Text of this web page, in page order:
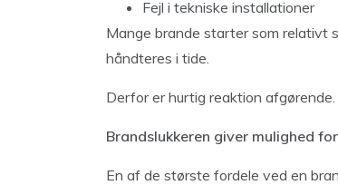
Fejl i tekniske installationer
Mange brande starter som relativt
håndteres i tide.
Derfor er hurtig reaktion afgørende.
Brandslukkeren giver mulighed
En af de største fordele ved en